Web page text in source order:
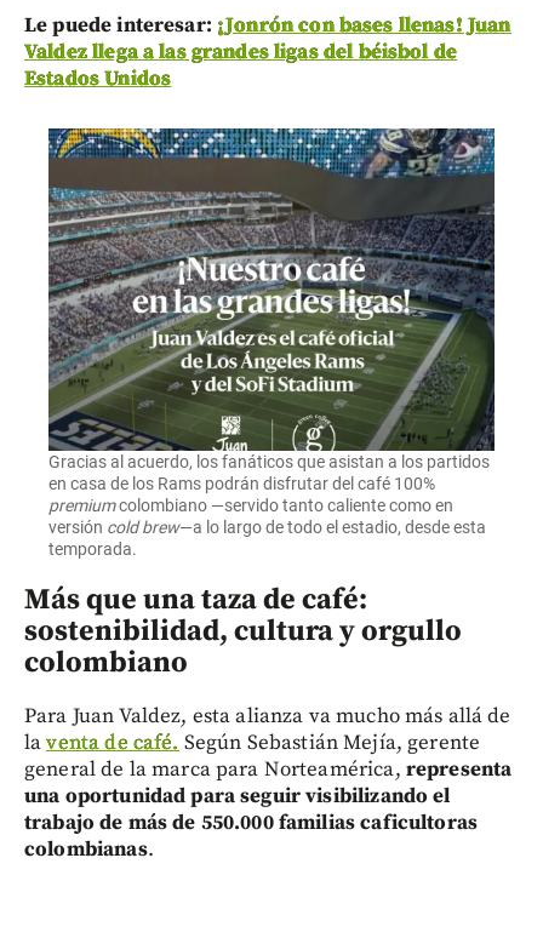
Le puede interesar: ¡Jonrón con bases llenas! Juan
Valdez llega a las grandes ligas del béisbol de
Estados Unidos
Gracias al acuerdo, los fanáticos que asistan a los partidos
en casa de los Rams podrán disfrutar del café 100%
premiumcolombiano —servido tanto caliente como en
versión cold brew—a lo largo de todo el estadio, desde esta
temporada.
Más que una taza de café:
sostenibilidad, cultura y orgullo
colombiano
Para Juan Valdez, esta alianza va mucho más allá de
laventa de café. Según Sebastián Mejía, gerente
general de la marca para Norteamérica, representa
una oportunidad para seguir visibilizando el
trabajo de más de 550.000 familias caficultoras
colombianas.